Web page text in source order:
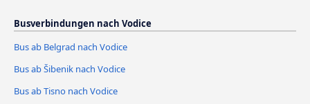
Busverbindungen nach Vodice
Bus ab Belgrad nach Vodice
Bus ab Šibenik nach Vodice
Bus ab Tisno nach Vodice